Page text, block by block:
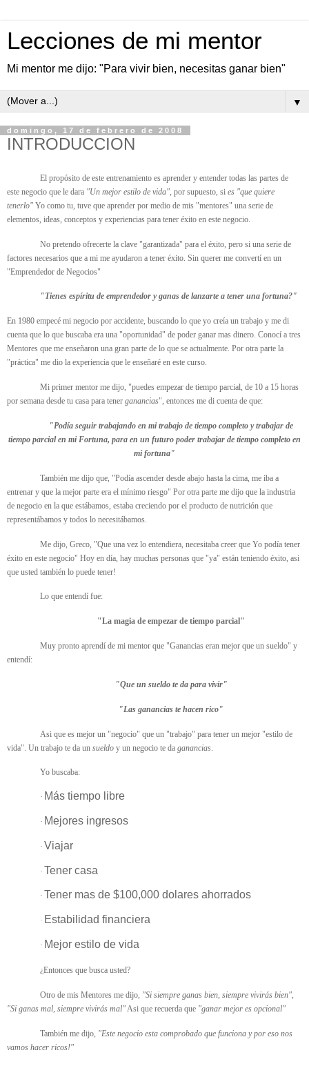
Lecciones de mi mentor
Mi mentor me dijo: "Para vivir bien, necesitas ganar bien"
▼
domingo, 17 de febrero de 2008
INTRODUCCION
El propósito de este entrenamiento es aprender y entender todas las partes de
este negocio que le dara "Un mejor estilo de vida", por supuesto, si es "que quiere
tenerlo" Yo como tu, tuve que aprender por medio de mis "mentores" una serie de
elementos, ideas, conceptos y experiencias para tener éxito en este negocio.
No pretendo ofrecerte la clave "garantizada" para el éxito, pero si una serie de
factores necesarios que a mi me ayudaron a tener éxito. Sin querer me convertí en un
"Emprendedor de Negocios"
"Tienes espíritu de emprendedor y ganas de lanzarte a tener una fortuna?"
En 1980 empecé mi negocio por accidente, buscando lo que yo creía un trabajo y me di
cuenta que lo que buscaba era una "oportunidad" de poder ganar mas dinero. Conocí a tres
Mentores que me enseñaron una gran parte de lo que se actualmente. Por otra parte la
"práctica" me dio la experiencia que le enseñaré en este curso.
Mi primer mentor me dijo, "puedes empezar de tiempo parcial, de 10 a 15 horas
por semana desde tu casa para tener ganancias", entonces me di cuenta de que:
"Podía seguir trabajando en mi trabajo de tiempo completo y trabajar de
tiempo parcial en mi Fortuna, para en un futuro poder trabajar de tiempo completo en
mi fortuna"
También me dijo que, "Podía ascender desde abajo hasta la cima, me iba a
entrenar y que la mejor parte era el mínimo riesgo" Por otra parte me dijo que la industria
de negocio en la que estábamos, estaba creciendo por el producto de nutrición que
representábamos y todos lo necesitábamos.
Me dijo, Greco, "Que una vez lo entendiera, necesitaba creer que Yo podía tener
éxito en este negocio" Hoy en día, hay muchas personas que "ya" están teniendo éxito, asi
que usted también lo puede tener!
Lo que entendí fue:
"La magia de empezar de tiempo parcial"
Muy pronto aprendí de mi mentor que "Ganancias eran mejor que un sueldo" y
entendí:
"Que un sueldo te da para vivir"
"Las ganancias te hacen rico"
Asi que es mejor un "negocio" que un "trabajo" para tener un mejor "estilo de
vida". Un trabajo te da un sueldo y un negocio te da ganancias
Yo buscaba:
· Más tiempo libre
· Mejores ingresos
· Viajar
· Tener casa
· Tener mas de $100,000 dolares ahorrados
· Estabilidad financiera
· Mejor estilo de vida
¿Entonces que busca usted?
Otro de mis Mentores me dijo, "Si siempre ganas bien, siempre vivirás bien",
"Si ganas mal, siempre vivirás mal" Asi que recuerda que "ganar mejor es opcional"
También me dijo, "Este negocio esta comprobado que funciona y por eso nos
vamos hacer ricos!"